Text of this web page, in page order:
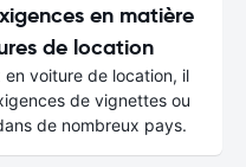
en matière
de location
voiture de location, il
de vignettes ou
de nombreux pays.